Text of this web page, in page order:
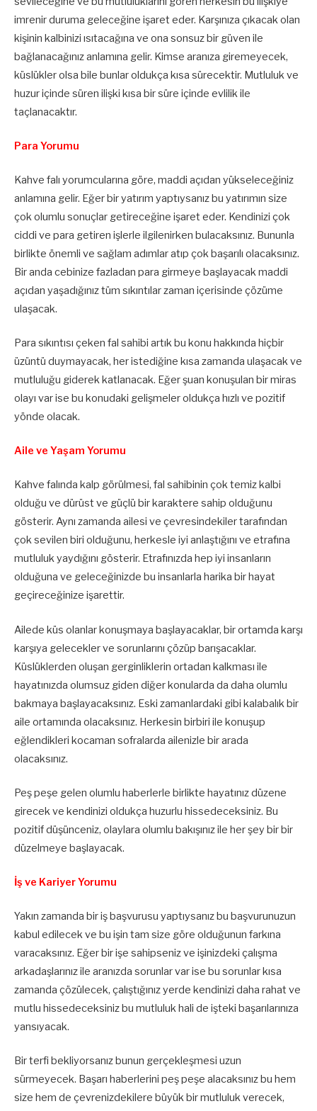
imrenir duruma geleceğine işaret eder. Karşınıza çıkacak olan
kişinin kalbinizi ısıtacağına ve ona sonsuz bir güven ile
bağlanacağınız anlamına gelir. Kimse aranıza giremeyecek,
küslükler olsa bile bunlar oldukça kısa sürecektir. Mutluluk ve
huzur içinde süren ilişki kısa bir süre içinde evlilik ile
taçlanacaktır.
Para Yorumu
Kahve falı yorumcularına göre, maddi açıdan yükseleceğiniz
anlamına gelir. Eğer bir yatırım yaptıysanız bu yatırımın size
çok olumlu sonuçlar getireceğine işaret eder. Kendinizi çok
ciddi ve para getiren işlerle ilgilenirken bulacaksınız. Bununla
birlikte önemli ve sağlam adımlar atıp çok başarılı olacaksınız.
Bir anda cebinize fazladan para girmeye başlayacak maddi
açıdan yaşadığınız tüm sıkıntılar zaman içerisinde çözüme
ulaşacak.
Para sıkıntısı çeken fal sahibi artık bu konu hakkında hiçbir
üzüntü duymayacak, her istediğine kısa zamanda ulaşacak ve
mutluluğu giderek katlanacak. Eğer şuan konuşulan bir miras
olayı var ise bu konudaki gelişmeler oldukça hızlı ve pozitif
yönde olacak.
Aile ve Yaşam Yorumu
Kahve falında kalp görülmesi, fal sahibinin çok temiz kalbi
olduğu ve dürüst ve güçlü bir karaktere sahip olduğunu
gösterir. Aynı zamanda ailesi ve çevresindekiler tarafından
çok sevilen biri olduğunu, herkesle iyi anlaştığını ve etrafına
mutluluk yaydığını gösterir. Etrafınızda hep iyi insanların
olduğuna ve geleceğinizde bu insanlarla harika bir hayat
geçireceğinize işarettir.
Ailede küs olanlar konuşmaya başlayacaklar, bir ortamda karşı
karşıya gelecekler ve sorunlarını çözüp barışacaklar.
Küslüklerden oluşan gerginliklerin ortadan kalkması ile
hayatınızda olumsuz giden diğer konularda da daha olumlu
bakmaya başlayacaksınız. Eski zamanlardaki gibi kalabalık bir
aile ortamında olacaksınız. Herkesin birbiri ile konuşup
eğlendikleri kocaman sofralarda ailenizle bir arada
olacaksınız.
Peş peşe gelen olumlu haberlerle birlikte hayatınız düzene
girecek ve kendinizi oldukça huzurlu hissedeceksiniz. Bu
pozitif düşünceniz, olaylara olumlu bakışınız ile her şey bir bir
düzelmeye başlayacak.
İş ve Kariyer Yorumu
Yakın zamanda bir iş başvurusu yaptıysanız bu başvurunuzun
kabul edilecek ve bu işin tam size göre olduğunun farkına
varacaksınız. Eğer bir işe sahipseniz ve işinizdeki çalışma
arkadaşlarınız ile aranızda sorunlar var ise bu sorunlar kısa
zamanda çözülecek, çalıştığınız yerde kendinizi daha rahat ve
mutlu hissedeceksiniz bu mutluluk hali de işteki başarılarınıza
yansıyacak.
Bir terfi bekliyorsanız bunun gerçekleşmesi uzun
sürmeyecek. Başarı haberlerini peş peşe alacaksınız bu hem
size hem de çevrenizdekilere büyük bir mutluluk verecek,